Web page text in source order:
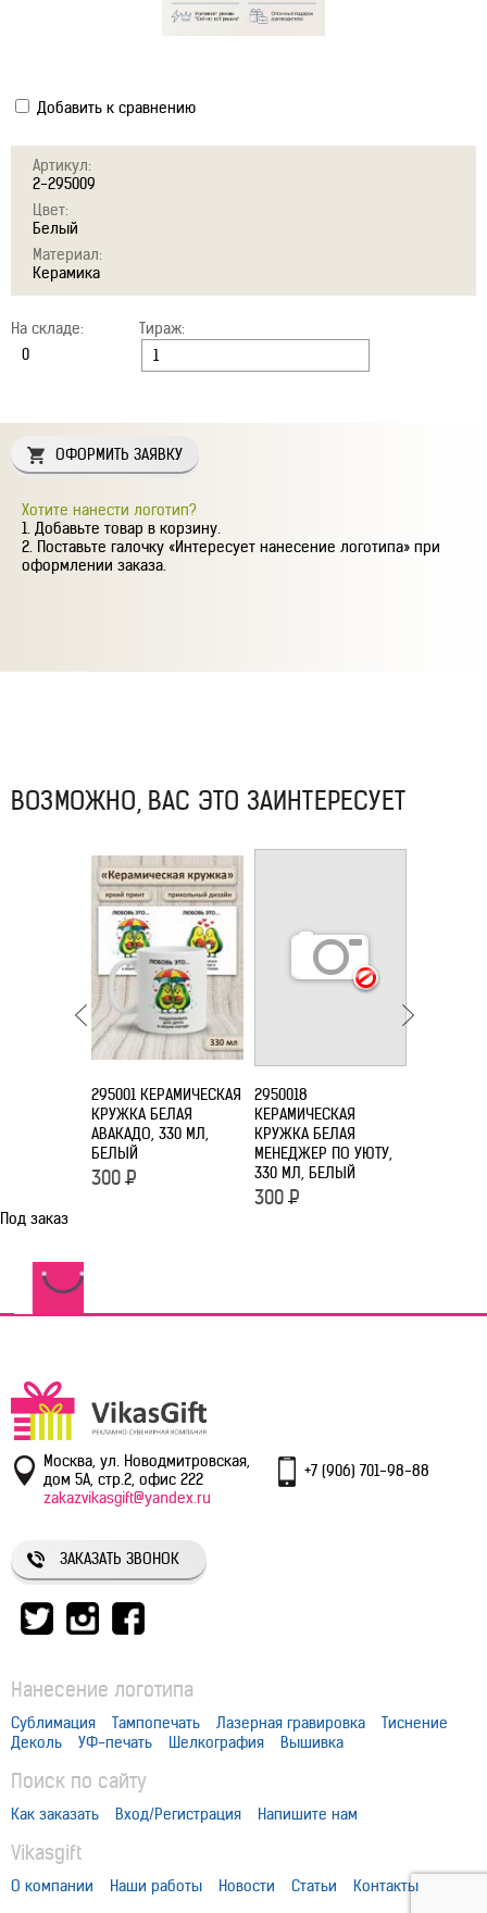
Добавить к сравнению
Артикул:
2-295009
Цвет:
Белый
Материал:
Керамика
На складе: Тираж:
ОФОРМИТЬ ЗАЯВКУ
Хотите нанести логотип?
Добавьте товар в корзину.
Поставьте галочку «Интересует нанесение логотипа» при
оформлении заказа.
ВОЗМОЖНО, ВАС ЭТО ЗАИНТЕРЕСУЕТ
295001 КЕРАМИЧЕСКАЯ
КРУЖКА БЕЛАЯ
АВАКАДО, 330 МЛ,
БЕЛЫЙ
300 Р
2950018
КЕРАМИЧЕСКАЯ
КРУЖКА БЕЛАЯ
МЕНЕДЖЕР ПО УЮТУ,
330 МЛ, БЕЛЫЙ
300 Р
Под заказ
Москва, ул. Новодмитровская,
дом 5А, стр.2, офис 222
+7 (906) 701-98-88
zakazvikasgift@yandex.ru
ЗАКАЗАТЬ ЗВОНОК
Нанесение логотипа
Сублимация Тампопечать Лазерная гравировка
Тиснение
Деколь
УФ-печать Шелкография Вышивка
Поиск по сайту
Как заказать Вход/Регистрация Напишите нам
Vikasgift
О компании Наши работы Новости Статьи Контакты